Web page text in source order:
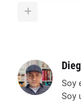
Soy
Soy